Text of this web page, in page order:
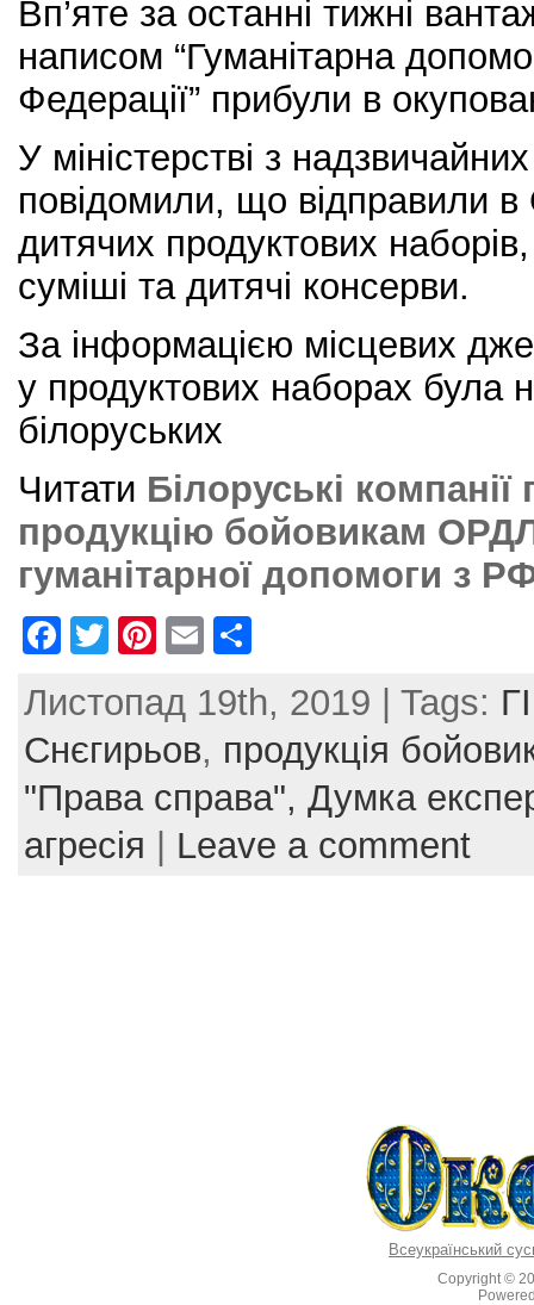
Вп’яте за останні тижні
написом “Гуманітарна
Федерації” прибули в
У міністерстві з
повідомили, що відправили
дитячих продуктових наборів,
суміші та дитячі консерви.
За інформацією місцевих
у продуктових наборах була
білоруських
Читати Білоруські
продукцію бойовикам
гуманітарної допомоги з
F
c
e
b
o
o
T
itt
er
Pi
er
e
st
E
ai
l
ar
e
Листопад 19th, 2019 | Tags:
Снєгирьов, продукція
"Права справа", Думка
агресія | Leave a comment
Всеукраїнський
Copyright ©